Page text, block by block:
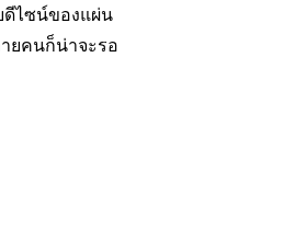
ดีไซน์ของแผ่น
ยคนก็น่าจะรอ